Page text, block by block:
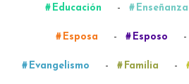
Educación - Enseñanza
Esposa - Esposo -
Evangelismo - Familia -